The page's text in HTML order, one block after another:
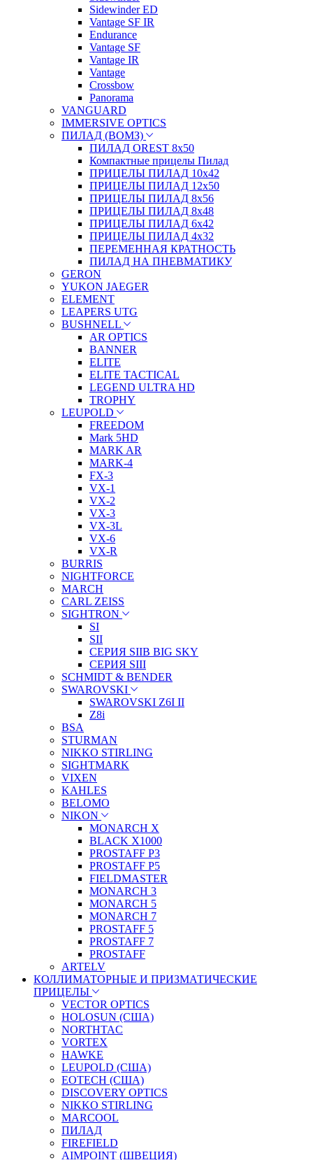
Sidewinder ED
Vantage SF IR
Endurance
Vantage SF
Vantage IR
Vantage
Crossbow
Panorama
VANGUARD
IMMERSIVE OPTICS
ПИЛАД (ВОМЗ)
ПИЛАД OREST 8х50
Компактные прицелы Пилад
ПРИЦЕЛЫ ПИЛАД 10х42
ПРИЦЕЛЫ ПИЛАД 12х50
ПРИЦЕЛЫ ПИЛАД 8х56
ПРИЦЕЛЫ ПИЛАД 8х48
ПРИЦЕЛЫ ПИЛАД 6х42
ПРИЦЕЛЫ ПИЛАД 4х32
ПЕРЕМЕННАЯ КРАТНОСТЬ
ПИЛАД НА ПНЕВМАТИКУ
GERON
YUKON JAEGER
ELEMENT
LEAPERS UTG
BUSHNELL
AR OPTICS
BANNER
ELITE
ELITE TACTICAL
LEGEND ULTRA HD
TROPHY
LEUPOLD
FREEDOM
Mark 5HD
MARK AR
MARK-4
FX-3
VX-1
VX-2
VX-3
VX-3L
VX-6
VX-R
BURRIS
NIGHTFORCE
MARCH
CARL ZEISS
SIGHTRON
SI
SII
СЕРИЯ SIIB BIG SKY
СЕРИЯ SIII
SCHMIDT & BENDER
SWAROVSKI
SWAROVSKI Z6I II
Z8i
BSA
STURMAN
NIKKO STIRLING
SIGHTMARK
VIXEN
KAHLES
BELOMO
NIKON
MONARCH X
BLACK X1000
PROSTAFF P3
PROSTAFF P5
FIELDMASTER
MONARCH 3
MONARCH 5
MONARCH 7
PROSTAFF 5
PROSTAFF 7
PROSTAFF
ARTELV
КОЛЛИМАТОРНЫЕ И ПРИЗМАТИЧЕСКИЕ
ПРИЦЕЛЫ
VECTOR OPTICS
HOLOSUN (США)
NORTHTAC
VORTEX
HAWKE
LEUPOLD (США)
EOTECH (США)
DISCOVERY OPTICS
NIKKO STIRLING
MARCOOL
ПИЛАД
FIREFIELD
AIMPOINT (ШВЕЦИЯ)